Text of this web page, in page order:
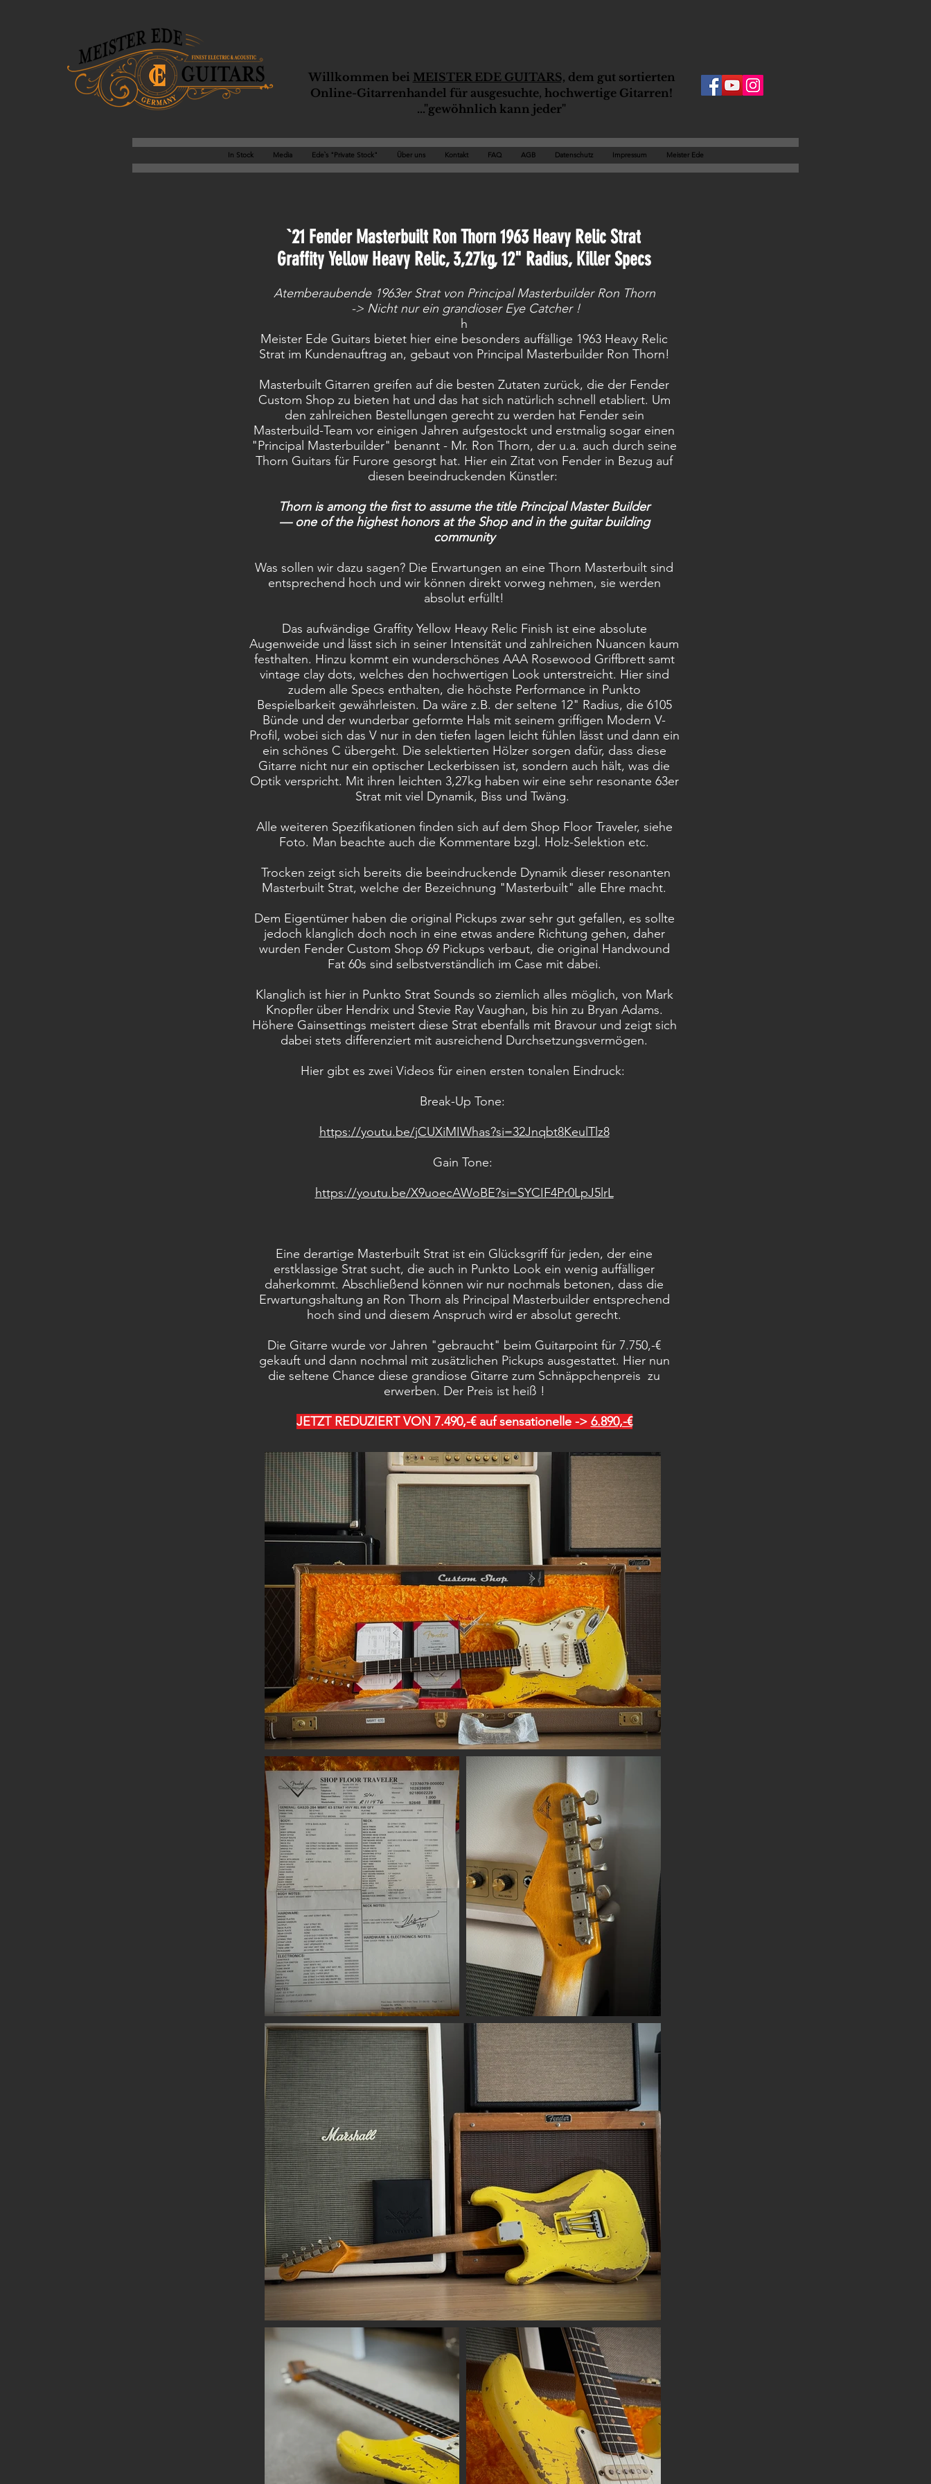
Willkommen bei MEISTER EDE GUITARS, dem gut sortierten
Online-Gitarrenhandel für ausgesuchte, hochwertige Gitarren!
..."gewöhnlich kann jeder"
In Stock Media Ede`s "Private Stock" Über uns Kontakt FAQ AGB Datenschutz Impressum Meister Ede
`21 Fender Masterbuilt Ron Thorn 1963 Heavy Relic Strat
Graffity YellowHeavy Relic, 3,27kg, 12" Radius, Killer Specs
Atemberaubende 1963er Strat von Principal Masterbuilder Ron Thorn
-> Nicht nur ein grandioser Eye Catcher !​​
h​
Meister Ede Guitars bietet hier eine besonders auffällige 1963 Heavy Relic
Strat im Kundenauftrag an, gebaut von Principal Masterbuilder Ron Thorn!
Masterbuilt Gitarren greifen auf die besten Zutaten zurück, die der Fender
Custom Shop zu bieten hat und das hat sich natürlich schnell etabliert. Um
den zahlreichen Bestellungen gerecht zu werden hat Fender sein
Masterbuild-Team vor einigen Jahren aufgestockt und erstmalig sogar einen
"Principal Masterbuilder" benannt - Mr. Ron Thorn, der u.a. auch durch seine
Thorn Guitars für Furore gesorgt hat. Hier ein Zitat von Fender in Bezug auf
diesen beeindruckenden Künstler:
Thorn is among the first to assume the title Principal Master Builder
— one of the highest honors at the Shop and in the guitar building
community
Was sollen wir dazu sagen? Die Erwartungen an eine Thorn Masterbuilt sind
entsprechend hoch und wir können direkt vorweg nehmen, sie werden
absolut erfüllt!
Das aufwändige Graffity Yellow Heavy Relic Finish ist eine absolute
Augenweide und lässt sich in seiner Intensität und zahlreichen Nuancen kaum
festhalten. Hinzu kommt ein wunderschönes AAA Rosewood Griffbrett samt
vintage clay dots, welches den hochwertigen Look unterstreicht. Hier sind
zudem alle Specs enthalten, die höchste Performance in Punkto
Bespielbarkeit gewährleisten. Da wäre z.B. der seltene 12" Radius, die 6105
Bünde und der wunderbar geformte Hals mit seinem griffigen Modern V-
Profil, wobei sich das V nur in den tiefen lagen leicht fühlen lässt und dann ein
ein schönes C übergeht. Die selektierten Hölzer sorgen dafür, dass diese
Gitarre nicht nur ein optischer Leckerbissen ist, sondern auch hält, was die
Optik verspricht. Mit ihren leichten 3,27kg haben wir eine sehr resonante 63er
Strat mit viel Dynamik, Biss und Twäng.
Alle weiteren Spezifikationen finden sich auf dem Shop Floor Traveler, siehe
Foto. Man beachte auch die Kommentare bzgl. Holz-Selektion etc.
Trocken zeigt sich bereits die beeindruckende Dynamik dieser resonanten
Masterbuilt Strat, welche der Bezeichnung "Masterbuilt" alle Ehre macht.
Dem Eigentümer haben die original Pickups zwar sehr gut gefallen, es sollte
jedoch klanglich doch noch in eine etwas andere Richtung gehen, daher
wurden Fender Custom Shop 69 Pickups verbaut, die original Handwound
Fat 60s sind selbstverständlich im Case mit dabei.
Klanglich ist hier in Punkto Strat Sounds so ziemlich alles möglich, von Mark
Knopfler über Hendrix und Stevie Ray Vaughan, bis hin zu Bryan Adams.
Höhere Gainsettings meistert diese Strat ebenfalls mit Bravour und zeigt sich
dabei stets differenziert mit ausreichend Durchsetzungsvermögen.
Hier gibt es zwei Videos für einen ersten tonalen Eindruck:
Break-Up Tone:
https://youtu.be/jCUXiMIWhas?si=32Jnqbt8KeulTlz8
Gain Tone:
https://youtu.be/X9uoecAWoBE?si=SYCIF4Pr0LpJ5lrL
Eine derartige Masterbuilt Strat ist ein Glücksgriff für jeden, der eine
erstklassige Strat sucht, die auch in Punkto Look ein wenig auffälliger
daherkommt. Abschließend können wir nur nochmals betonen, dass die
Erwartungshaltung an Ron Thorn als Principal Masterbuilder entsprechend
hoch sind und diesem Anspruch wird er absolut gerecht.
Die Gitarre wurde vor Jahren "gebraucht" beim Guitarpoint für 7.750,-€
gekauft und dann nochmal mit zusätzlichen Pickups ausgestattet. Hier nun
die seltene Chance diese grandiose Gitarre zum Schnäppchenpreis zu
erwerben. Der Preis ist heiß !
JETZT REDUZIERT VON 7.490,-€ auf​ sensationelle​ -> 6.890,-€